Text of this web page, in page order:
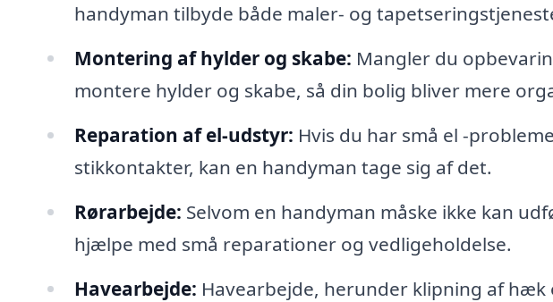
handyman tilbyde både maler- og
Montering af hylder og skabe: Mangler du
montere hylder og skabe, så din bolig bliver mere
Reparation af el-udstyr: Hvis du har små el -
stikkontakter, kan en handyman tage sig af det.
Rørarbejde: Selvom en handyman måske ikke kan
hjælpe med små reparationer og vedligeholdelse.
Havearbejde: Havearbejde, herunder klipning af